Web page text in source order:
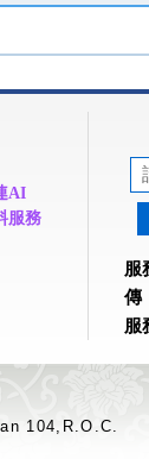
AI
服務
服
傳
服
104,R.O.C.